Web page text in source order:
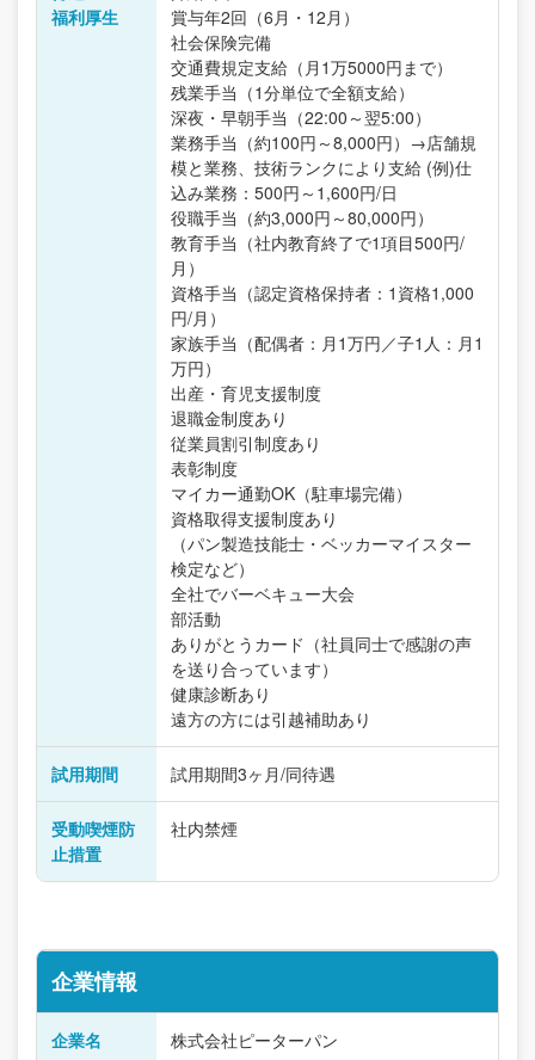
福利厚生
賞与年2回（6月・12月）
社会保険完備
交通費規定支給（月1万5000円まで）
残業手当（1分単位で全額支給）
深夜・早朝手当（22:00～翌5:00）
業務手当（約100円～8,000円）→店舗規
模と業務、技術ランクにより支給 (例)仕
込み業務：500円～1,600円/日
役職手当（約3,000円～80,000円）
教育手当（社内教育終了で1項目500円/
月）
資格手当（認定資格保持者：1資格1,000
円/月）
家族手当（配偶者：月1万円／子1人：月1
万円）
出産・育児支援制度
退職金制度あり
従業員割引制度あり
表彰制度
マイカー通勤OK（駐車場完備）
資格取得支援制度あり
（パン製造技能士・ベッカーマイスター
検定など）
全社でバーベキュー大会
部活動
ありがとうカード（社員同士で感謝の声
を送り合っています）
健康診断あり
遠方の方には引越補助あり
試用期間 試用期間3ヶ月/同待遇
受動喫煙防
止措置
社内禁煙
企業情報
企業名 株式会社ピーターパン